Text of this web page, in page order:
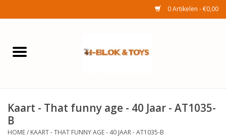
0 Artikelen - €0,00
Home
Huishouden
Wonen
Kaart - That funny age - 40 Jaar - AT1035-
B
HOME/ KAART - THAT FUNNY AGE - 40 JAAR - AT1035-B